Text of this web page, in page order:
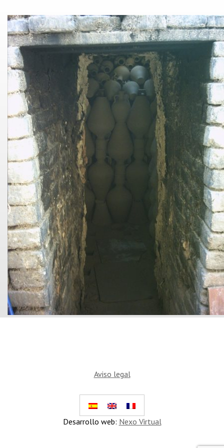
Aviso legal
Desarrollo web: Nexo Virtual